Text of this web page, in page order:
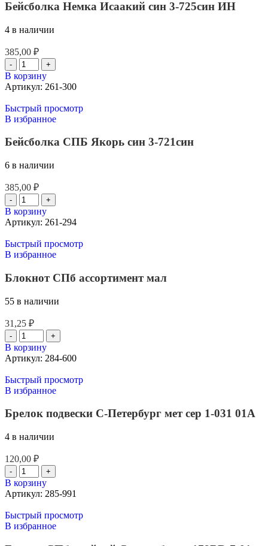
Бейсболка Немка Исаакий син 3-725син ИН
4 в наличии
385,00 ₽
В корзину
Артикул: 261-300
Быстрый просмотр
В избранное
Бейсболка СПБ Якорь син 3-721син
6 в наличии
385,00 ₽
В корзину
Артикул: 261-294
Быстрый просмотр
В избранное
Блокнот СПб ассортимент мал
55 в наличии
31,25 ₽
В корзину
Артикул: 284-600
Быстрый просмотр
В избранное
Брелок подвески С-Петербург мет сер 1-031 01А
4 в наличии
120,00 ₽
В корзину
Артикул: 285-991
Быстрый просмотр
В избранное